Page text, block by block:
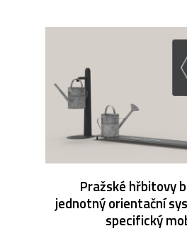
Pražské hřbitovy
jednotný orientační
specifický